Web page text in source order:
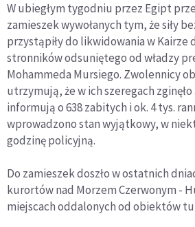
W ubiegłym tygodniu przez Egipt
zamieszek wywołanych tym, że siły
przystąpiły do likwidowania w Kairze
stronników odsuniętego od władzy
Mohammeda Mursiego. Zwolennicy
utrzymują, że w ich szeregach
informują o 638 zabitych i ok. 4 tys.
wprowadzono stan wyjątkowy, w
godzinę policyjną.
Do zamieszek doszło w ostatnich
kurortów nad Morzem Czerwonym -
miejscach oddalonych od obiektów